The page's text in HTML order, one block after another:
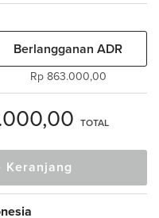
Berlangganan ADR
Rp 863.000,00
TOTAL
Keranjang